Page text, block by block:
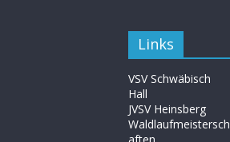
Links
VSV Schwäbisch
Hall
JVSV Heinsberg
Waldlaufmeistersch